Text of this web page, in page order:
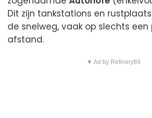
Dit zijn tankstations en
de snelweg, vaak op slechts
afstand.
▼ Ad by Refinery89